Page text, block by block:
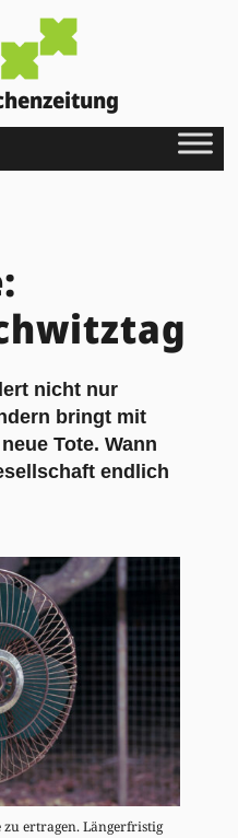
nicht nur
bringt mit
Tote. Wann
endlich
ertragen. Längerfristig